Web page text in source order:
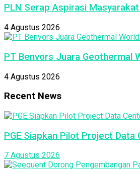
PLN Serap Aspirasi
4 Agustus 2026
PT Benvors Juara Geothermal
4 Agustus 2026
Recent News
PGE Siapkan Pilot Project Data
7 Agustus 2026